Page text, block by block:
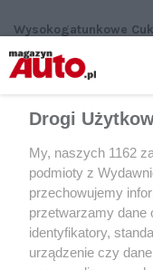
Wysokogatunkowe
i witaminą C dostępne
zielarskich.
Udostępnij
Drogi
My, naszych 1162
podmioty z
przechowujemy
przetwarzamy dane
identyfikatory,
urządzenie czy